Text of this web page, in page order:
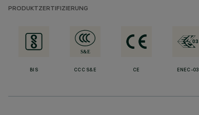
PRODUKTZERTIFIZIERUNG
BIS CCC S&E CE ENEC-03